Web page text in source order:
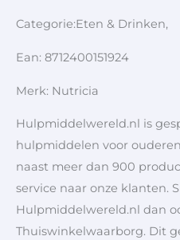
Categorie:Eten & Drinken,
Ean: 8712400151924
Merk: Nutricia
Hulpmiddelwereld.nl is
hulpmiddelen voor
naast meer dan 900
service naar onze klanten.
Hulpmiddelwereld.nl dan
Thuiswinkelwaarborg. Dit